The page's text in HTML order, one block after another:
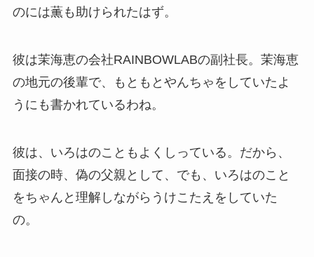
のには薫も助けられたはず。
彼は茉海恵の会社RAINBOWLABの副社長。茉海恵
の地元の後輩で、もともとやんちゃをしていたよ
うにも書かれているわね。
彼は、いろはのこともよくしっている。だから、
面接の時、偽の父親として、でも、いろはのこと
をちゃんと理解しながらうけこたえをしていた
の。